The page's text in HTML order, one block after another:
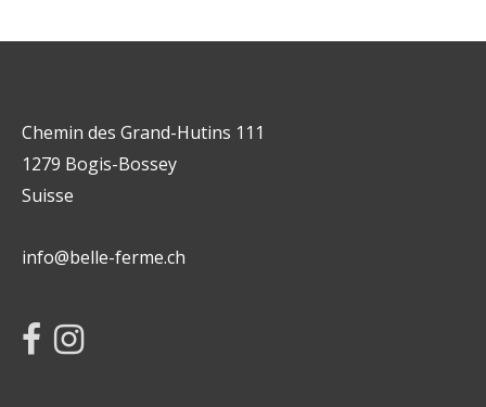
Chemin des Grand-Hutins 111
1279 Bogis-Bossey
Suisse
info@belle-ferme.ch